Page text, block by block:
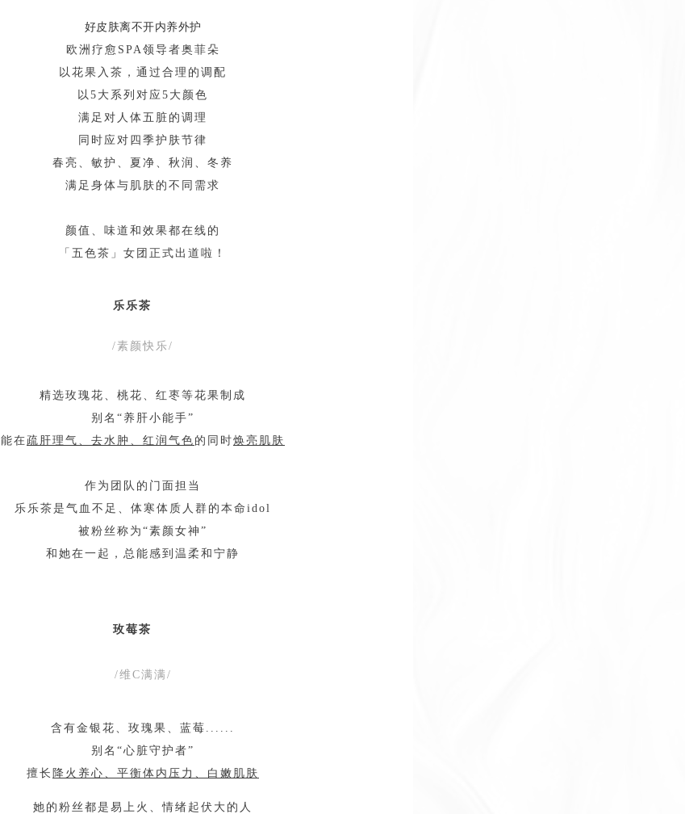
好皮肤离不开内养外护
欧洲疗愈SPA领导者奥菲朵
以花果入茶，通过合理的调配
以5大系列对应5大颜色
满足对人体五脏的调理
同时应对四季护肤节律
春亮、敏护、夏净、秋润、冬养
满足身体与肌肤的不同需求
颜值、味道和效果都在线的
「五色茶」女团正式出道啦！
乐乐茶
/素颜快乐/
精选玫瑰花、桃花、红枣等花果制成
别名“养肝小能手”
能在 疏肝理气、去水肿、红润气色 的同时焕亮肌肤
作为团队的门面担当
乐乐茶是气血不足、体寒体质人群的本命idol
被粉丝称为“素颜女神”
和她在一起，总能感到温柔和宁静
玫莓茶
/维C满满/
含有金银花、玫瑰果、蓝莓......
别名“心脏守护者”
擅长 降火养心、平衡体内压力、白嫩肌肤
她的粉丝都是易上火、情绪起伏大的人